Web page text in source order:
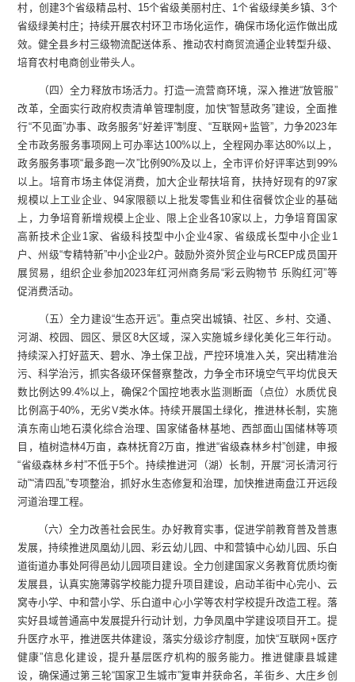
村，创建3个省级精品村、15个省级美丽村庄、1个省级绿美乡镇、3个
省级绿美村庄；持续开展农村环卫市场化运作，确保市场化运作做出成
效。健全县乡村三级物流配送体系、推动农村商贸流通企业转型升级、
培育农村电商创业带头人。
（四）全力释放市场活力。打造一流营商环境，深入推进“放管服”
改革，全面实行政府权责清单管理制度，加快“智慧政务”建设，全面推
行“不见面”办事、政务服务“好差评”制度、“互联网+监管”，力争2023年
全市政务服务事项网上可办率达100%以上，全程网办率达80%以上，
政务服务事项“最多跑一次”比例90%及以上，全市评价好评率达到99%
以上。培育市场主体促消费，加大企业帮扶培育，扶持好现有的97家
规模以上工业企业、94家限额以上批发零售业和住宿餐饮企业的基础
上，力争培育新增规模上企业、限上企业各10家以上，力争培育国家
高新技术企业1家、省级科技型中小企业4家、省级成长型中小企业1
户、州级“专精特新”中小企业2户。鼓励外资外贸企业与RCEP成员国开
展贸易，组织企业参加2023年红河州商务局“彩云购物节 乐购红河”等
促消费活动。
（五）全力建设“生态开远”。重点突出城镇、社区、乡村、交通、
河湖、校园、园区、景区8大区域，深入实施城乡绿化美化三年行动。
持续深入打好蓝天、碧水、净土保卫战，严控环境准入关，突出精准治
污、科学治污，抓实各级环保督察整改，力争全市环境空气平均优良天
数比例达99.4%以上，确保2个国控地表水监测断面（点位）水质优良
比例高于40%，无劣Ⅴ类水体。持续开展国土绿化，推进林长制，实施
滇东南山地石漠化综合治理、国家储备林基地、西部面山国储林等项
目，植树造林4万亩，森林抚育2万亩，推进“省级森林乡村”创建，申报
“省级森林乡村”不低于5个。持续推进河（湖）长制，开展“河长清河行
动”“清四乱”专项整治，抓好水生态修复和治理，加快推进南盘江开远段
河道治理工程。
（六）全力改善社会民生。办好教育实事，促进学前教育普及普惠
发展，持续推进凤凰幼儿园、彩云幼儿园、中和营镇中心幼儿园、乐白
道街道办事处阿得邑幼儿园项目建设。全力创建国家义务教育优质均衡
发展县，认真实施薄弱学校能力提升项目建设，启动羊街中心完小、云
窝寺小学、中和营小学、乐白道中心小学等农村学校提升改造工程。落
实好县域普通高中发展提升行动计划，力争凤凰中学建设项目开工。提
升医疗水平，推进医共体建设，落实分级诊疗制度，加快“互联网+医疗
健康”信息化建设，提升基层医疗机构的服务能力。推进健康县城建
设，确保通过第三轮“国家卫生城市”复审并获命名，羊街乡、大庄乡创